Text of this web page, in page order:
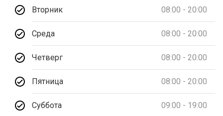
Вторник 08:00 - 20:00
Среда 08:00 - 20:00
Четверг 08:00 - 20:00
Пятница 08:00 - 20:00
Суббота 09:00 - 19:00